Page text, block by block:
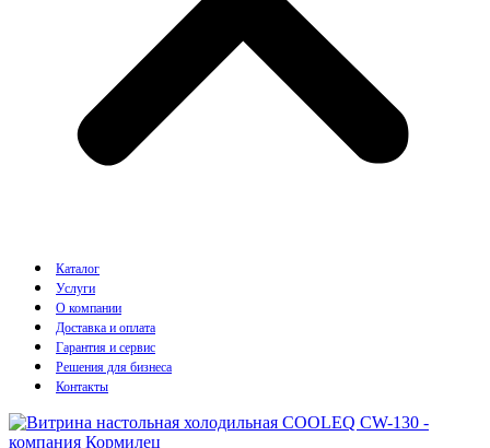
Каталог
Услуги
О компании
Доставка и оплата
Гарантия и сервис
Решения для бизнеса
Контакты